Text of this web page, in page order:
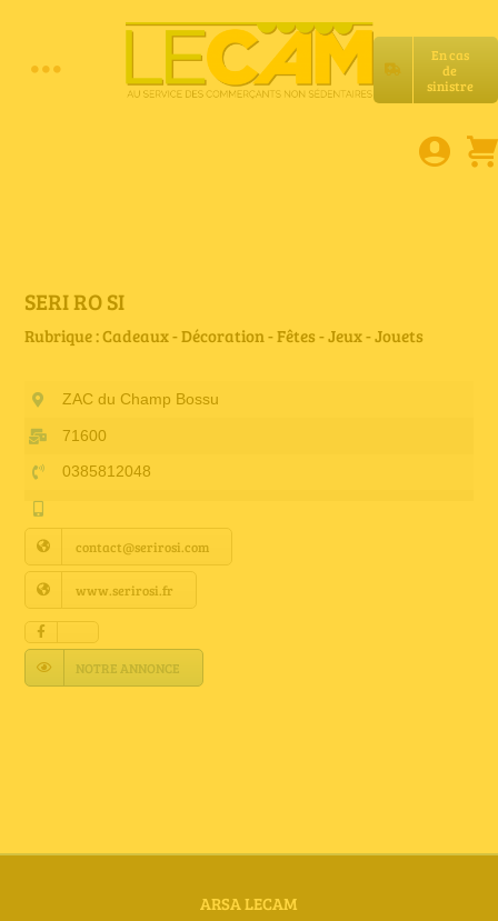
En cas
de
sinistre
Toggle
E-book
Petites annonces
Annuaire Fournisseurs
Actualités
Contact
SERI RO SI
Rubrique : Cadeaux - Décoration - Fêtes - Jeux - Jouets
ZAC du Champ Bossu
71600
0385812048
contact@serirosi.com
www.serirosi.fr
NOTRE ANNONCE
ARSA LECAM